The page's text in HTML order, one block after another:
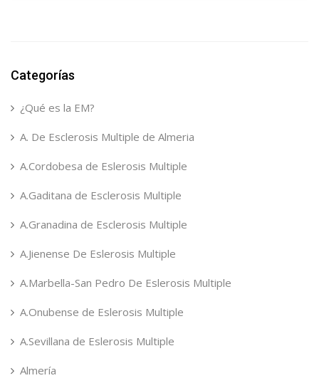
Categorías
¿Qué es la EM?
A. De Esclerosis Multiple de Almeria
A.Cordobesa de Eslerosis Multiple
A.Gaditana de Esclerosis Multiple
A.Granadina de Esclerosis Multiple
A.Jienense De Eslerosis Multiple
A.Marbella-San Pedro De Eslerosis Multiple
A.Onubense de Eslerosis Multiple
A.Sevillana de Eslerosis Multiple
Almería